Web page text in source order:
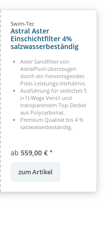
Swim-Tec
Astral Aster
Einschichtfilter 4%
salzwasserbeständig
Aster Sandfilter von
AstralPool überzeugen
durch ein hervorragendes
Preis-Leistungs-Verhältnis.
Ausführung für seitliches 5
(+1)-Wege Ventil und
transparentem Top-Deckel
aus Polycarbonat.
Premium Qualität bis 4 %
salzwasserbeständig.
ab 559,00 € *
zum Artikel